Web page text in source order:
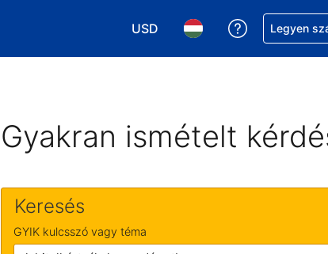
USD
Válasszon pénznemet.
Válasszon nyelvet.
Segítség a
Legyen
Gyakran ismételt
Keresés
GYIK kulcsszó vagy téma